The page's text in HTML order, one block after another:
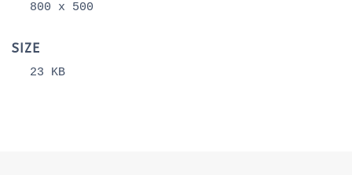
800 x 500
SIZE
23 KB